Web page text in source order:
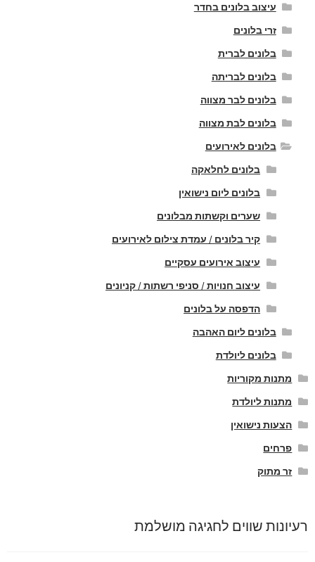
עיצוב בלונים בחדר
זרי בלונים
בלונים לברית
בלונים לבריתה
בלונים לבר מצווה
בלונים לבת מצווה
בלונים לאירועים
בלונים לחלאקה
בלונים ליום נישואין
שערים וקשתות מבלונים
קיר בלונים / עמדת צילום לאירועים
עיצוב אירועים עסקיים
עיצוב חנויות / סניפי רשתות / קניונים
הדפסה על בלונים
בלונים ליום האהבה
בלונים ליולדת
מתנות מקוריות
מתנות ליולדת
הצעות נישואין
פרחים
זר מתוק
רעיונות שווים לחגיגה מושלמת